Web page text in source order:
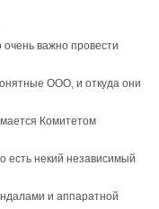
важно провести
ООО, и откуда они
Комитетом
есть некий независимый
и аппаратной